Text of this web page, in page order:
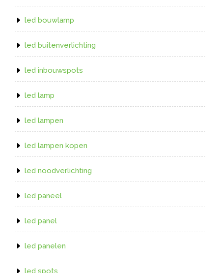
led bouwlamp
led buitenverlichting
led inbouwspots
led lamp
led lampen
led lampen kopen
led noodverlichting
led paneel
led panel
led panelen
led spots